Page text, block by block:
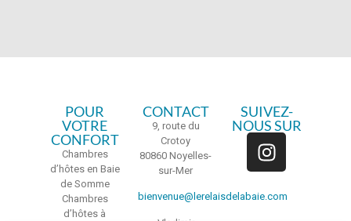
POUR
VOTRE
CONFORT
Chambres
d’hôtes en Baie
de Somme
Chambres
d’hôtes à
CONTACT
9, route du
Crotoy
80860 Noyelles-
sur-Mer
bienvenue@lerelaisdelabaie.com
SUIVEZ-
NOUS SUR